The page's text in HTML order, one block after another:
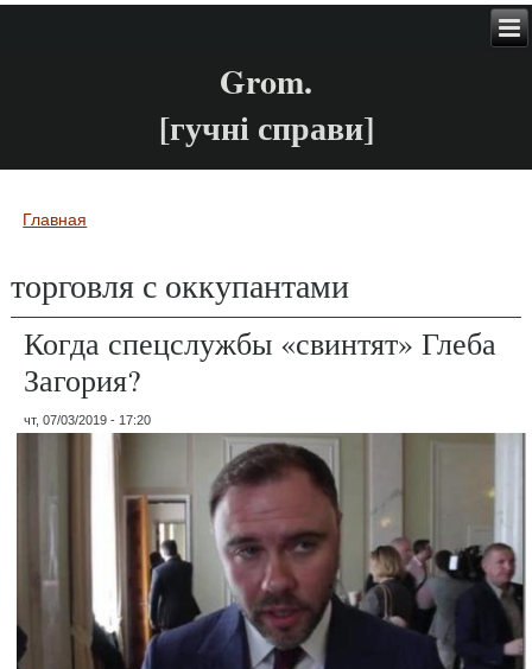
Grom.
[гучні справи]
Вы здесь
Главная
торговля с оккупантами
Когда спецслужбы «свинтят» Глеба
Загория?
чт, 07/03/2019 - 17:20